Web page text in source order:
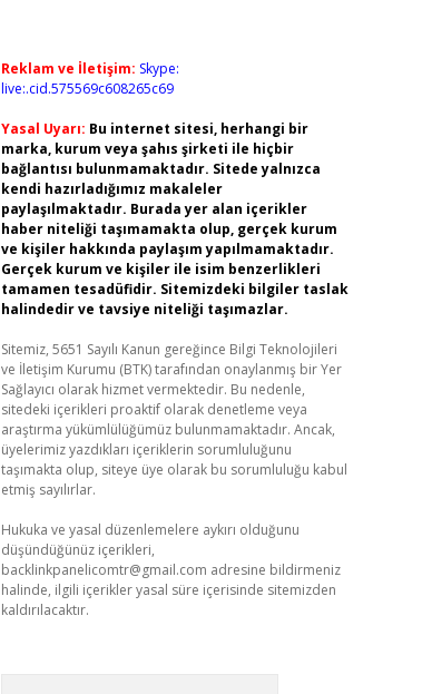
Reklam ve İletişim: Skype:
live:.cid.575569c608265c69
Yasal Uyarı: Bu internet sitesi, herhangi bir
marka, kurum veya şahıs şirketi ile hiçbir
bağlantısı bulunmamaktadır. Sitede yalnızca
kendi hazırladığımız makaleler
paylaşılmaktadır. Burada yer alan içerikler
haber niteliği taşımamakta olup, gerçek kurum
ve kişiler hakkında paylaşım yapılmamaktadır.
Gerçek kurum ve kişiler ile isim benzerlikleri
tamamen tesadüfidir. Sitemizdeki bilgiler taslak
halindedir ve tavsiye niteliği taşımazlar.
Sitemiz, 5651 Sayılı Kanun gereğince Bilgi Teknolojileri
ve İletişim Kurumu (BTK) tarafından onaylanmış bir Yer
Sağlayıcı olarak hizmet vermektedir. Bu nedenle,
sitedeki içerikleri proaktif olarak denetleme veya
araştırma yükümlülüğümüz bulunmamaktadır. Ancak,
üyelerimiz yazdıkları içeriklerin sorumluluğunu
taşımakta olup, siteye üye olarak bu sorumluluğu kabul
etmiş sayılırlar.
Hukuka ve yasal düzenlemelere aykırı olduğunu
düşündüğünüz içerikleri,
backlinkpanelicomtr@gmail.com adresine bildirmeniz
halinde, ilgili içerikler yasal süre içerisinde sitemizden
kaldırılacaktır.